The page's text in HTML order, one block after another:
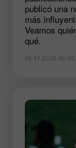
publicó una
más
Veamos
qué.
05:41 2025-05-30